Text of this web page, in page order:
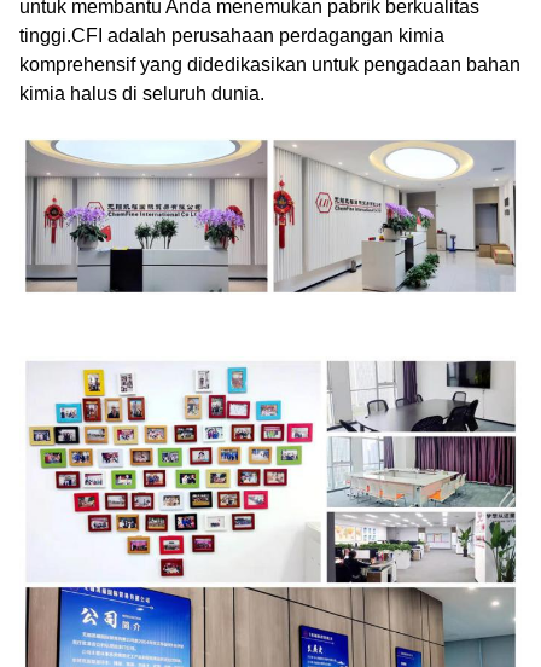
untuk membantu Anda menemukan pabrik berkualitas
tinggi.CFI adalah perusahaan perdagangan kimia
komprehensif yang didedikasikan untuk pengadaan bahan
kimia halus di seluruh dunia.